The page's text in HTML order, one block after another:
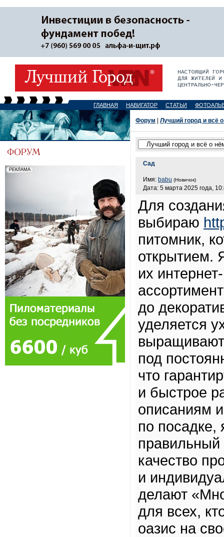
ГЛАВНАЯ НАВИГАТОР СТАТЬИ
Форум Лучший город и всё
Сад
Имя: babu (Новичок)
Дата: 5 марта 2025 года,
Для
выбираю
питомник,
открытием.
их
до
уделяется
под
что
и быстрое
описаниям
по посадке,
качество
и
делают
для всех,
оазис на